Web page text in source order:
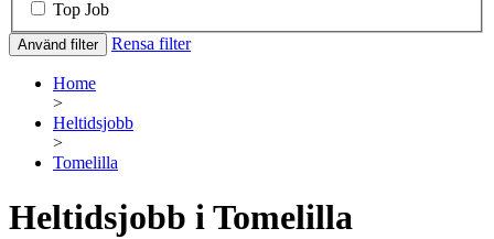
Top Job
Använd filter Rensa filter
Home
>
Heltidsjobb
>
Tomelilla
Heltidsjobb i Tomelilla